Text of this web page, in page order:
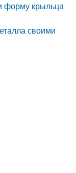
форму крыльца
своими